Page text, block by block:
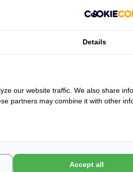
Details
our website traffic. We also share
partners may combine it with other
Accept all